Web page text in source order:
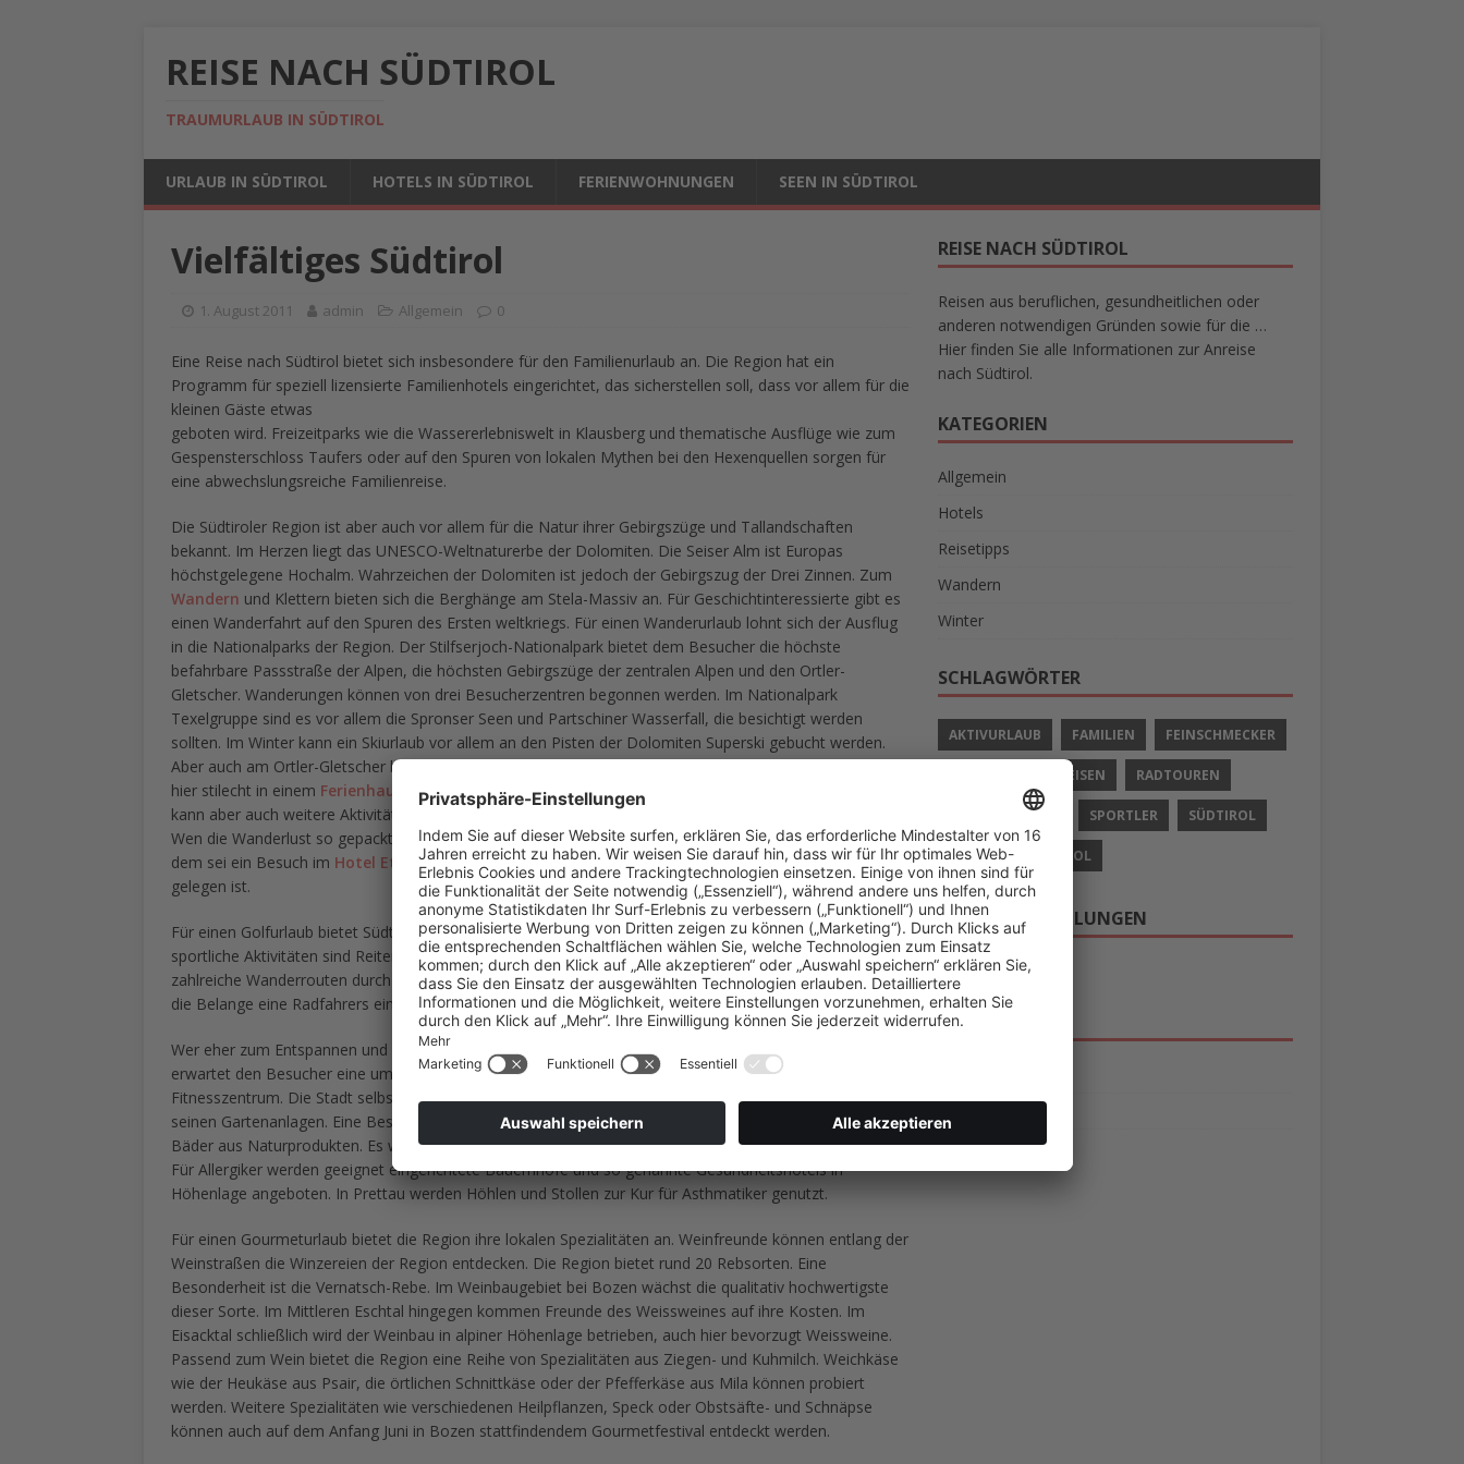
REISE NACH SÜDTIROL
TRAUMURLAUB IN SÜDTIROL
URLAUB IN SÜDTIROL HOTELS IN SÜDTIROL FERIENWOHNUNGEN SEEN IN SÜDTIROL
Vielfältiges Südtirol
1. August 2011 admin Allgemein 0
Eine Reise nach Südtirol bietet sich insbesondere für den Familienurlaub an. Die Region hat ein
Programm für speziell lizensierte Familienhotels eingerichtet, das sicherstellen soll, dass vor allem für die
kleinen Gäste etwas
geboten wird. Freizeitparks wie die Wassererlebniswelt in Klausberg und thematische Ausflüge wie zum
Gespensterschloss Taufers oder auf den Spuren von lokalen Mythen bei den Hexenquellen sorgen für
eine abwechslungsreiche Familienreise.
Die Südtiroler Region ist aber auch vor allem für die Natur ihrer Gebirgszüge und Tallandschaften
bekannt. Im Herzen liegt das UNESCO-Weltnaturerbe der Dolomiten. Die Seiser Alm ist Europas
höchstgelegene Hochalm. Wahrzeichen der Dolomiten ist jedoch der Gebirgszug der Drei Zinnen. Zum
Wandern und Klettern bieten sich die Berghänge am Stela-Massiv an. Für Geschichtinteressierte gibt es
einen Wanderfahrt auf den Spuren des Ersten weltkriegs. Für einen Wanderurlaub lohnt sich der Ausflug
in die Nationalparks der Region. Der Stilfserjoch-Nationalpark bietet dem Besucher die höchste
befahrbare Passstraße der Alpen, die höchsten Gebirgszüge der zentralen Alpen und den Ortler-
Gletscher. Wanderungen können von drei Besucherzentren begonnen werden. Im Nationalpark
Texelgruppe sind es vor allem die Spronser Seen und Partschiner Wasserfall, die besichtigt werden
sollten. Im Winter kann ein Skiurlaub vor allem an den Pisten der Dolomiten Superski gebucht werden.
Aber auch am Ortler-Gletscher befindet sich eine gut geführte Skipiste. Günstig übernachten kann man
hier stilecht in einem Ferienhaus in Südtiroldie zumeist von privat vermietet werden. Ein Winterurlaub
kann aber auch weitere Aktivitäten wie Eisklettern und das Fahren mit dem Pferdeschlitten beinhalten.
Wen die Wanderlust so gepackthat, dass er auch außerhalb Südtirols auf Wanderungen gehen möchten,
dem sei ein Besuch im Hotel Etoileans Herz gelegt, das in der wunderschönen Walliser Bergwelt
gelegen ist.
Für einen Golfurlaub bietet Südtirol insgesamt 7 Anlagen in landschaftlich schöner Lage. Weitere
sportliche Aktivitäten sind Reiten, Paragliding und Mountainbiking. Speziell für Radfahrer wurden
zahlreiche Wanderrouten durch die Berge angelegt. Entlang dieser Routen sind spezielle Bikerhotels auf
die Belange eine Radfahrers eingerichtet.
Wer eher zum Entspannen und zur Wellness kommt, kann seinen Urlaub in Meran verbringen. Hier
erwartet den Besucher eine umfangreiche, moderne Thermenanlage sowie ein Gesundheits- und
Fitnesszentrum. Die Stadt selbst bietet einige Sehenswürdigkeiten wie das Schloss Trautmannshoff mit
seinen Gartenanlagen. Eine Besonderheit von einem Wellnessurlaub in der Region sind verschiedene
Bäder aus Naturprodukten. Es werden Bäder mit Latschenkiefer, Wein, Milch, Heu und Apfel geboten.
Für Allergiker werden geeignet eingerichtete Bauernhöfe und so genannte Gesundheitshotels in
Höhenlage angeboten. In Prettau werden Höhlen und Stollen zur Kur für Asthmatiker genutzt.
Für einen Gourmeturlaub bietet die Region ihre lokalen Spezialitäten an. Weinfreunde können entlang der
Weinstraßen die Winzereien der Region entdecken. Die Region bietet rund 20 Rebsorten. Eine
Besonderheit ist die Vernatsch-Rebe. Im Weinbaugebiet bei Bozen wächst die qualitativ hochwertigste
dieser Sorte. Im Mittleren Eschtal hingegen kommen Freunde des Weissweines auf ihre Kosten. Im
Eisacktal schließlich wird der Weinbau in alpiner Höhenlage betrieben, auch hier bevorzugt Weissweine.
Passend zum Wein bietet die Region eine Reihe von Spezialitäten aus Ziegen- und Kuhmilch. Weichkäse
wie der Heukäse aus Psair, die örtlichen Schnittkäse oder der Pfefferkäse aus Mila können probiert
werden. Weitere Spezialitäten wie verschiedenen Heilpflanzen, Speck oder Obstsäfte- und Schnäpse
können auch auf dem Anfang Juni in Bozen stattfindendem Gourmetfestival entdeckt werden.
REISE NACH SÜDTIROL
Reisen aus beruflichen, gesundheitlichen oder
anderen notwendigen Gründen sowie für die …
Hier finden Sie alle Informationen zur Anreise
nach Südtirol.
KATEGORIEN
Allgemein
Hotels
Reisetipps
Wandern
Winter
SCHLAGWÖRTER
AKTIVURLAUB FAMILIEN FEINSCHMECKER
RADREISEN RADTOUREN
RAD UND SCHIFF SPORTLER SÜDTIROL
URLAUB IN SÜDTIROL
UNSERE EMPFEHLUNGEN
Reise nach Südtirol
MENU